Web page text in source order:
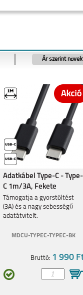
Ár szerint
Adatkábel Type-C - Type-
C 1m/3A, Fekete
Támogatja a gyorstöltést
(3A) és a nagy sebességű
adatátvitelt.
MDCU-TYPEC-TYPEC-BK
Bruttó: 1 990